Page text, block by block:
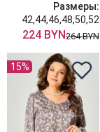
Размеры:
42,44,46,48,50,52
224 BYN264 BYN
15%